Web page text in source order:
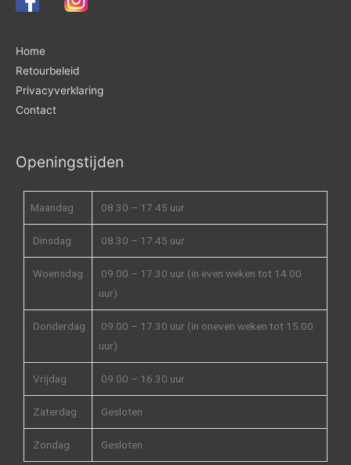
Home
Retourbeleid
Privacyverklaring
Contact
Openingstijden
Maandag 08.30 – 17.45 uur
Dinsdag 08.30 – 17.45 uur
Woensdag
09.00 – 17.30 uur (in even weken tot 14.00
uur)
Donderdag
09.00 – 17.30 uur (in oneven weken tot 15.00
uur)
Vrijdag 09.00 – 16.30 uur
Zaterdag Gesloten
Zondag Gesloten